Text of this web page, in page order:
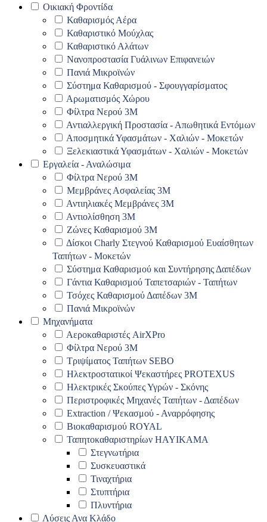
Οικιακή Φροντίδα
Καθαρισμός Αέρα
Καθαριστικό Μούχλας
Καθαριστικό Αλάτων
Νανοπροστασία Γυάλινων Επιφανειών
Πανιά Μικροϊνών
Σύστημα Καθαρισμού - Σφουγγαρίσματος
Αρωματισμός Χώρου
Φίλτρα Νερού 3Μ
Αντιαλλεργική Προστασία - Απωθητικά Εντόμων
Αποσμητικά Υφασμάτων - Χαλιών - Μοκετών
Ξελεκιαστικά Υφασμάτων - Χαλιών - Μοκετών
Εργαλεία - Αναλώσιμα
Φίλτρα Νερού 3Μ
Μεμβράνες Ασφαλείας 3Μ
Αντιηλιακές Μεμβράνες 3Μ
Αντιολίσθηση 3Μ
Ζώνες Καθαρισμού 3Μ
Δίσκοι Charly Στεγνού Καθαρισμού Ευαίσθητων
Ταπήτων - Μοκετών
Σύστημα Καθαρισμού και Συντήρησης Δαπέδων
Γάντια Καθαρισμού Ταπετσαριών - Ταπήτων
Τσόχες Καθαρισμού Δαπέδων 3Μ
Πανιά Μικροϊνών
Μηχανήματα
Αεροκαθαριστές AirXPro
Φίλτρα Νερού 3M
Τριψίματος Ταπήτων SEBO
Ηλεκτροστατικοί Ψεκαστήρες PROTEXUS
Ηλεκτρικές Σκούπες Υγρών - Σκόνης
Περιστροφικές Μηχανές Ταπήτων - Δαπέδων
Extraction / Ψεκασμού - Αναρρόφησης
Βιοκαθαρισμού ROYAL
Ταπητοκαθαριστηρίων HAYIKAMA
Στεγνωτήρια
Συσκευαστικά
Τιναχτήρια
Στυπτήρια
Πλυντήρια
Λύσεις Ανα Κλάδο